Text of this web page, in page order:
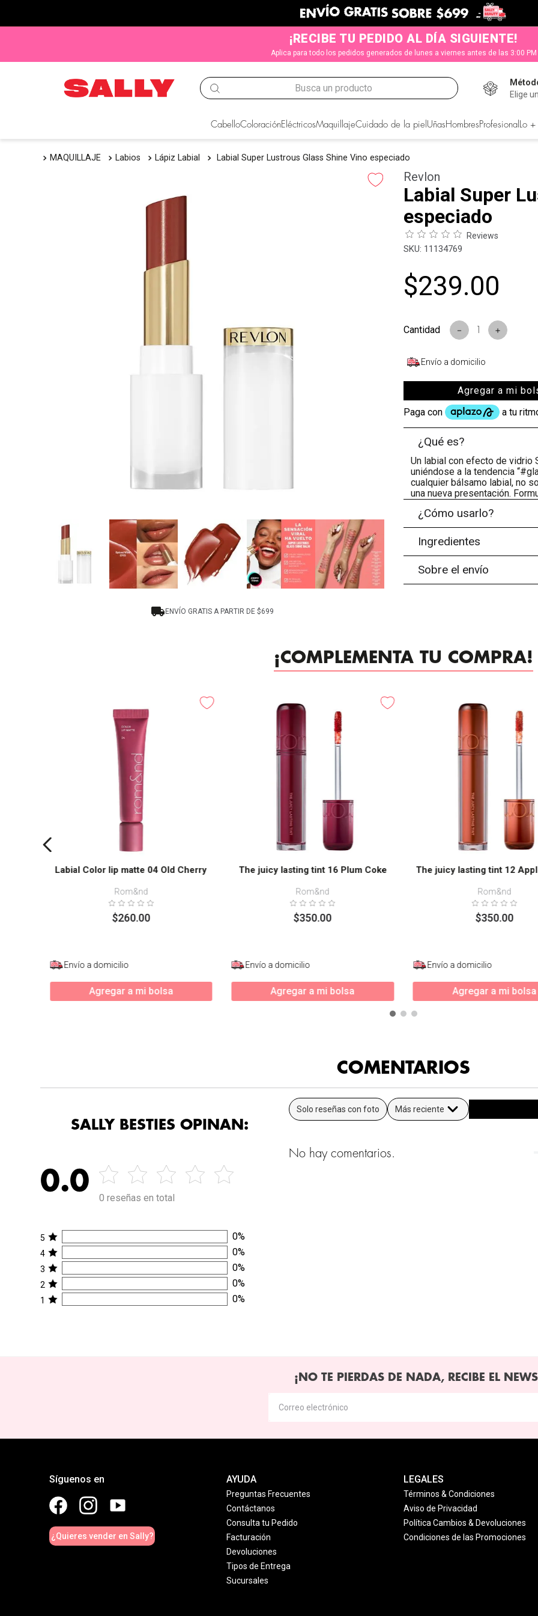
¡RECIBE TU PEDIDO AL DÍA SIGUIENTE!
Aplica para todo los pedidos generados de lunes a viernes antes de las 3:00 PM
Busca un producto
Elige
CabelloColoraciónEléctricosMaquillajeCuidado de la piel Uñas Hombres Profesional Lo
MAQUILLAJE Labios Lápiz Labial Labial Super Lustrous Glass Shine Vino especiado
ENVÍO GRATIS A PARTIR DE $699
Revlon
Labial Super
especiado
Reviews
: 11134769
$239.00
＋
－
Envío a domicilio
Agregar a mi
¿Qué es?
Un labial con efecto de vidrio
uniéndose a la tendencia
cualquier bálsamo labial, no
una nueva presentación.
¿Cómo usarlo?
Ingredientes
Sobre el envío
¡COMPLEMENTA TU COMPRA!
Labial Color lip matte 04 Old Cherry
Rom&nd
$260.00
Envío a domicilio
Agregar a mi bolsa
The juicy lasting tint 16 Plum Coke
Rom&nd
$350.00
Envío a domicilio
Agregar a mi bolsa
The juicy lasting tint 12
Rom&nd
$350.00
Envío a domicilio
Agregar a mi bolsa
COMENTARIOS
SALLY BESTIES OPINAN:
0.0
0 reseñas en total
5 0%
4 0%
3 0%
2 0%
1 0%
Solo reseñas con foto Más reciente
No hay comentarios.
¡NO TE PIERDAS DE NADA, RECIBE EL
Síguenos en
¿Quieres vender en Sally?
AYUDA
Preguntas Frecuentes
Contáctanos
Consulta tu Pedido
Facturación
Devoluciones
Tipos de Entrega
Sucursales
LEGALES
Términos & Condiciones
Aviso de Privacidad
Política Cambios & Devoluciones
Condiciones de las Promociones
TÉRMINOS MÁS BUSCADOS
2. igora
naked hair